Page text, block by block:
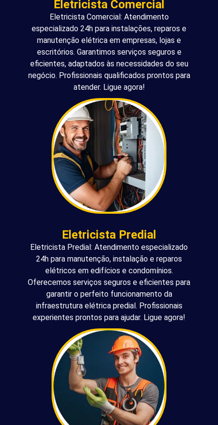
Eletricista Comercial
Eletricista Comercial: Atendimento
especializado 24h para instalações, reparos e
manutenção elétrica em empresas, lojas e
escritórios. Garantimos serviços seguros e
eficientes, adaptados às necessidades do seu
negócio. Profissionais qualificados prontos para
atender. Ligue agora!
Eletricista Predial
Eletricista Predial: Atendimento especializado
24h para manutenção, instalação e reparos
elétricos em edifícios e condomínios.
Oferecemos serviços seguros e eficientes para
garantir o perfeito funcionamento da
infraestrutura elétrica predial. Profissionais
experientes prontos para ajudar. Ligue agora!